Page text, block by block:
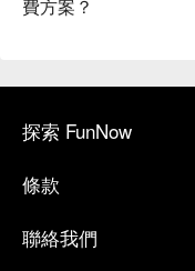
費方案？
探索 FunNow
條款
聯絡我們